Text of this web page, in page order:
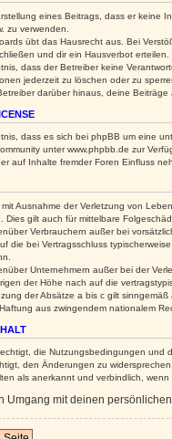
eines Beitrags, dass er keine
zu verwenden.
übt das Hausrecht aus. Bei
und dir ein Hausverbot erteilen.
dass der Betreiber keine
jederzeit zu löschen oder zu
darüber hinaus, deine
dass es sich bei phpBB um eine
unter www.phpbb.de zur
auf Inhalte fremder Foren Einfluss
Ausnahme der Verletzung von
Dies gilt auch für mittelbare
Verbrauchern außer bei
die bei Vertragsschluss
Unternehmern außer bei der
der Höhe nach auf die
der Absätze a bis c gilt
aus zwingendem nationalem
die Nutzungsbedingungen und
den Änderungen zu
als anerkannt und verbindlich,
Umgang mit deinen